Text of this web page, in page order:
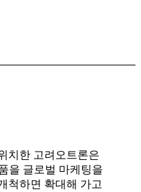
치한 고려오트론은
을 글로벌 마케팅을
척하면 확대해 가고